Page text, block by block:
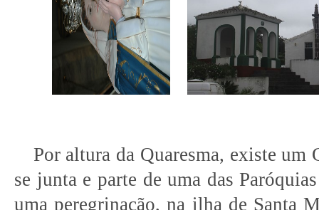
Por altura da Quaresma, existe um
se junta e parte de uma das
uma peregrinação, na ilha de Santa